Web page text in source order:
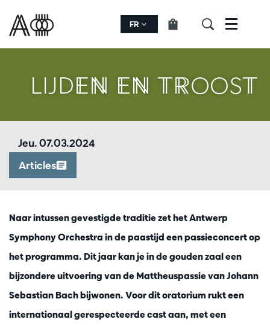
FR Menu
LIJDEN EN TROOST
Articles
Jeu. 07.03.2024
Naar intussen gevestigde traditie zet het Antwerp
Symphony Orchestra in de paastijd een passieconcert op
het programma. Dit jaar kan je in de gouden zaal een
bijzondere uitvoering van de Mattheuspassie van Johann
Sebastian Bach bijwonen. Voor dit oratorium rukt een
internationaal gerespecteerde cast aan, met een